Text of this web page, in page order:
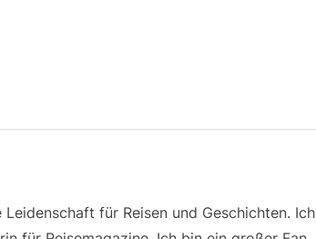
für Reisen und Geschichten. Ich